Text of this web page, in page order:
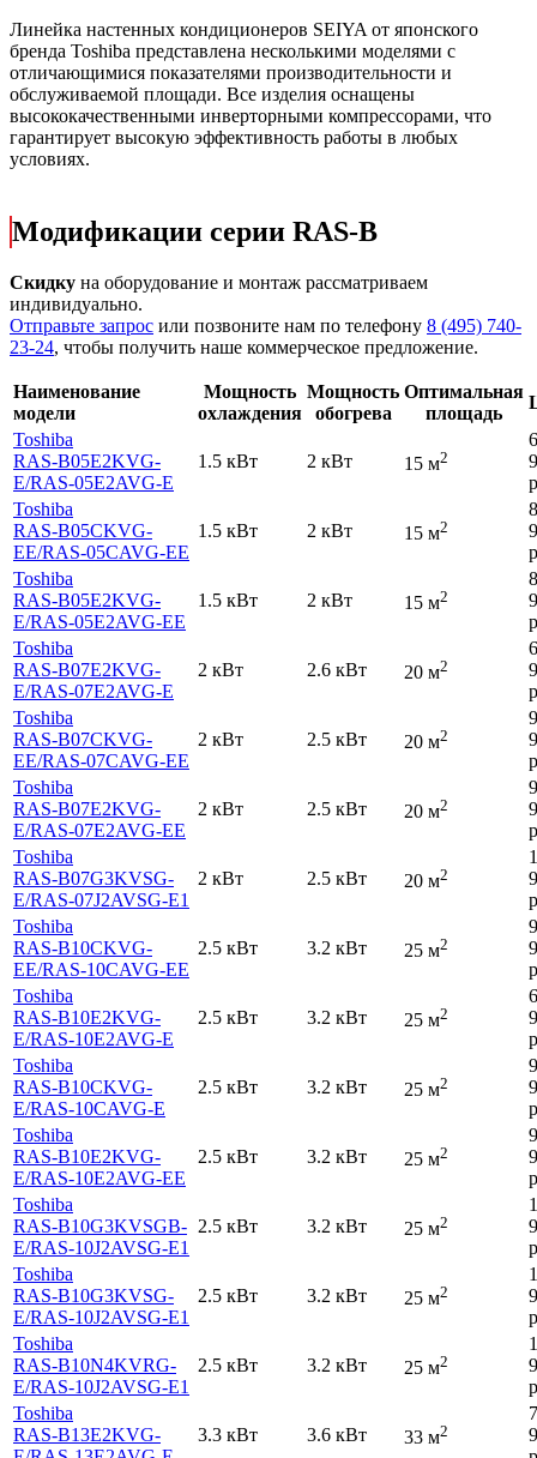
Линейка настенных кондиционеров SEIYA от японского
бренда Toshiba представлена несколькими моделями с
отличающимися показателями производительности и
обслуживаемой площади. Все изделия оснащены
высококачественными инверторными компрессорами, что
гарантирует высокую эффективность работы в любых
условиях.
Модификации серии RAS-B
Скидку на оборудование и монтаж рассматриваем
индивидуально.
Отправьте запрос или позвоните нам по телефону 8 (495) 740-
23-24, чтобы получить наше коммерческое предложение.
Наименование
модели
Мощность
охлаждения
Мощность
обогрева
Оптимальная
площадь
Toshiba
RAS-B05E2KVG-
E/RAS-05E2AVG-E
1.5 кВт 2 кВт 15 м2
Toshiba
RAS-B05CKVG-
EE/RAS-05CAVG-EE
1.5 кВт 2 кВт 15 м2
Toshiba
RAS-B05E2KVG-
E/RAS-05E2AVG-EE
1.5 кВт 2 кВт 15 м2
Toshiba
RAS-B07E2KVG-
E/RAS-07E2AVG-E
2 кВт 2.6 кВт 20 м2
Toshiba
RAS-B07CKVG-
EE/RAS-07CAVG-EE
2 кВт 2.5 кВт 20 м2
Toshiba
RAS-B07E2KVG-
E/RAS-07E2AVG-EE
2 кВт 2.5 кВт 20 м2
Toshiba
RAS-B07G3KVSG-
E/RAS-07J2AVSG-E1
2 кВт 2.5 кВт 20 м2
Toshiba
RAS-B10CKVG-
EE/RAS-10CAVG-EE
2.5 кВт 3.2 кВт 25 м2
Toshiba
RAS-B10E2KVG-
E/RAS-10E2AVG-E
2.5 кВт 3.2 кВт 25 м2
Toshiba
RAS-B10CKVG-
E/RAS-10CAVG-E
2.5 кВт 3.2 кВт 25 м2
Toshiba
RAS-B10E2KVG-
E/RAS-10E2AVG-EE
2.5 кВт 3.2 кВт 25 м2
Toshiba
RAS-B10G3KVSGB-
E/RAS-10J2AVSG-E1
2.5 кВт 3.2 кВт 25 м2
Toshiba
RAS-B10G3KVSG-
E/RAS-10J2AVSG-E1
2.5 кВт 3.2 кВт 25 м2
Toshiba
RAS-B10N4KVRG-
E/RAS-10J2AVSG-E1
2.5 кВт 3.2 кВт 25 м2
Toshiba
RAS-B13E2KVG-
3.3 кВт 3.6 кВт 33 м2